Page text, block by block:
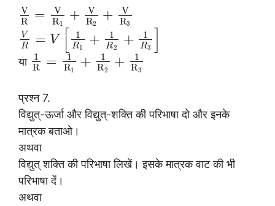
V
R
=
V
R1
+
V
R2
+
V
R3
V
R
= V 1
R1
+ 1
R2
+ 1
R3
या
1
R
=
1
R1
+
1
R2
+
1
R3
प्रश्न 7.
विद्युत्-ऊर्जा और विद्युत्-शक्ति की परिभाषा दो और इनके
मात्रक बताओ।
अथवा
विद्युत् शक्ति की परिभाषा लिखें। इसके मात्रक वाट की भी
परिभाषा दें।
अथवा